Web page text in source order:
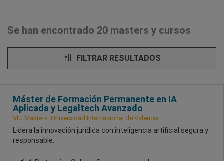
Se han encontrado 20 masters y cursos
FILTRAR RESULTADOS
Máster de Formación Permanente en IA
Aplicada y Legaltech Avanzado
VIU Másters. Universidad Internacional de Valencia
Lidera la innovación jurídica con inteligencia artificial segura y
responsable.